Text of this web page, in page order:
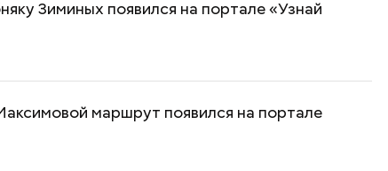
Зиминых появился на портале «Узнай
маршрут появился на портале